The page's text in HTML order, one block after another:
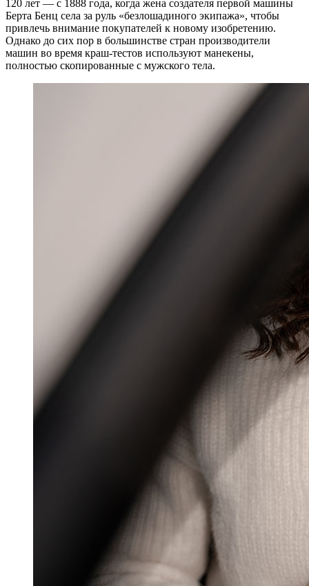
120 лет — с 1888 года, когда жена создателя первой машины
Берта Бенц села за руль «безлошадиного экипажа», чтобы
привлечь внимание покупателей к новому изобретению.
Однако до сих пор в большинстве стран производители
машин во время краш-тестов используют манекены,
полностью скопированные с мужского тела.